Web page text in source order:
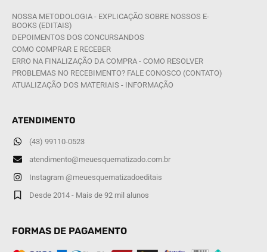
NOSSA METODOLOGIA - EXPLICAÇÃO SOBRE NOSSOS E-
BOOKS (EDITAIS)
DEPOIMENTOS DOS CONCURSANDOS
COMO COMPRAR E RECEBER
ERRO NA FINALIZAÇÃO DA COMPRA - COMO RESOLVER
PROBLEMAS NO RECEBIMENTO? FALE CONOSCO (CONTATO)
ATUALIZAÇÃO DOS MATERIAIS - INFORMAÇÃO
ATENDIMENTO
(43) 99110-0523
atendimento@meuesquematizado.com.br
Instagram @meuesquematizadoeditais
Desde 2014 - Mais de 92 mil alunos
FORMAS DE PAGAMENTO